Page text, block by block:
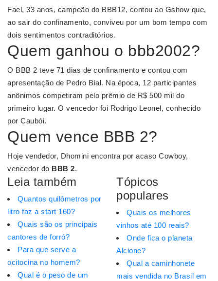
Fael, 33 anos, campeão do BBB12, contou ao Gshow que,
ao sair do confinamento, conviveu por um bom tempo com
dois sentimentos contraditórios.
Quem ganhou o bbb2002?
O BBB 2 teve 71 dias de confinamento e contou com
apresentação de Pedro Bial. Na época, 12 participantes
anônimos competiram pelo prêmio de R$ 500 mil do
primeiro lugar. O vencedor foi Rodrigo Leonel, conhecido
por Caubói.
Quem vence BBB 2?
Hoje vendedor, Dhomini encontra por acaso Cowboy,
vencedor do BBB 2.
Leia também
Quantos quilômetros por
litro faz a start 160?
Quais são os principais
cantores de forró?
Para que serve a
ocitocina no homem?
Qual é o peso de um
Tópicos
populares
Quais os melhores
vinhos até 100 reais?
Onde fica o planeta
Alcione?
Qual a caminhonete
mais vendida no Brasil em